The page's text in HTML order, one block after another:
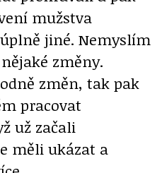
mužstva
jiné. Nemyslím
změny.
změn, tak pak
pracovat
už začali
měli ukázat a